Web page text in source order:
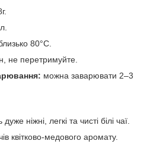
80°C.
не перетримуйте.
можна заварювати 2–3
ніжні, легкі та чисті білі чаї.
квітково-медового аромату.